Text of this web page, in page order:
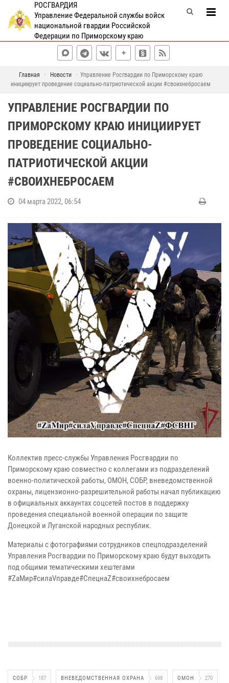
РОСГВАРДИЯ
Управление Федеральной службы войск
национальной гвардии Российской
Федерации по Приморскому краю
Главная Новости
Управление Росгвардии по Приморскому краю
инициирует проведение социально-патриотической акции #своихнебросаем
УПРАВЛЕНИЕ РОСГВАРДИИ ПО
ПРИМОРСКОМУ КРАЮ ИНИЦИИРУЕТ
ПРОВЕДЕНИЕ СОЦИАЛЬНО-
ПАТРИОТИЧЕСКОЙ АКЦИИ
#СВОИХНЕБРОСАЕМ
04 марта 2022, 06:54
Коллектив пресс-службы Управления Росгвардии по
Приморскому краю совместно с коллегами из подразделений
военно-политической работы, ОМОН, СОБР, вневедомственной
охраны, лицензионно-разрешительной работы начал публикацию
в официальных аккаунтах соцсетей постов в поддержку
проведения специальной военной операции по защите
Донецкой и Луганской народных республик.
Материалы с фотографиями сотрудников спецподразделений
Управления Росгвардии по Приморскому краю будут выходить
под общими тематическими хештегами
#ZаМир#силаVправде#СпецнаZ#своихнебросаем
СОБР 187 ВНЕВЕДОМСТВЕННАЯ ОХРАНА 698 ОМОН 270